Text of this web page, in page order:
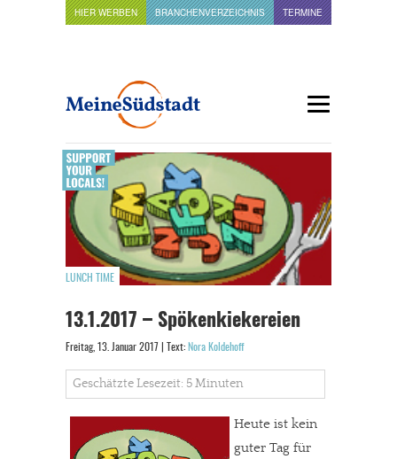
HIER WERBEN BRANCHENVERZEICHNIS TERMINE
LUNCH TIME
13.1.2017 – Spökenkiekereien
Freitag, 13. Januar 2017 | Text: Nora Koldehoff
Geschätzte Lesezeit: 5 Minuten
Heute ist kein
guter Tag für